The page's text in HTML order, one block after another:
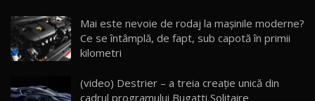
ZEEKR 9X - PRIMUL TEST DRIVE ÎN ROMÂNĂ!
CUM SE CONDUCE?
33:40
Primele impresii despre BYD Seal U DM-i,
Mai este nevoie de rodaj la mașinile moderne?
Ce se întâmplă, de fapt, sub capotă în primii
kilometri
(video) Destrier – a treia creație unică din
cadrul programului Bugatti Solitaire